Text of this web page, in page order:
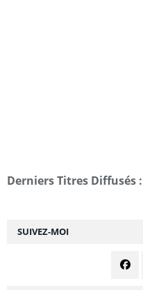
SUIVEZ-MOI
Derniers Titres Diffusés :